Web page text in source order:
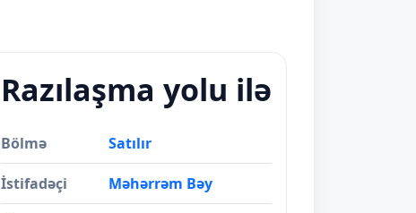
Razılaşma yolu ilə
Bölmə Satılır
İstifadəçi Məhərrəm Bəy